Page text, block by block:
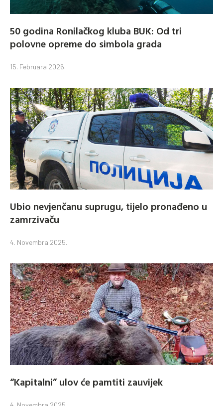
50 godina Ronilačkog kluba BUK: Od tri
polovne opreme do simbola grada
15. Februara 2026.
Ubio nevjenčanu suprugu, tijelo pronađeno u
zamrzivaču
4. Novembra 2025.
“Kapitalni” ulov će pamtiti zauvijek